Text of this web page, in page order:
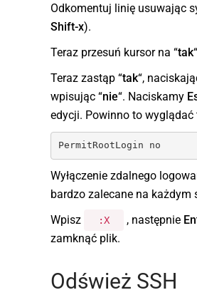
Odkomentuj linię usuwając
Shift-x).
Teraz przesuń kursor na “tak
Teraz zastąp “tak“,
wpisując “nie“. Naciskamy
edycji. Powinno to wyglądać
PermitRootLogin no
Wyłączenie zdalnego
bardzo zalecane na każdym
Wpisz
:X , następnie
zamknąć plik.
Odśwież SSH